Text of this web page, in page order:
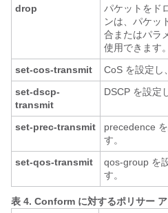
drop
パケットをド
ンは、パケッ
合またはパラ
使用できます。
set-cos-transmit
CoS を設定し
set-dscp-
transmit
DSCP を設定
set-prec-transmit
precedence
す。
set-qos-transmit
qos-group を
す。
表 4. Conform に対するポリサー